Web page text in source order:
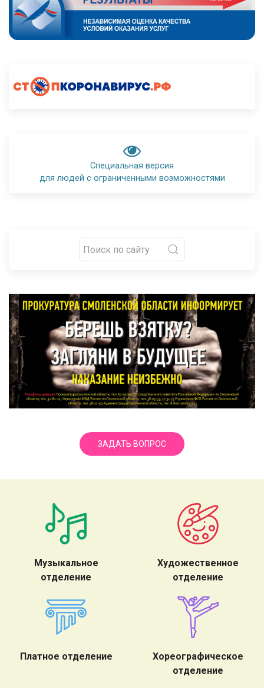
Специальная версия
для людей с ограниченными возможностями
ЗАДАТЬ ВОПРОС
Музыкальное
отделение
Художественное
отделение
Платное отделение
Хореографическое
отделение